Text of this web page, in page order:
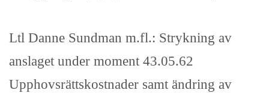
Ltl Danne Sundman m.fl.: Strykning av
anslaget under moment 43.05.62
Upphovsrättskostnader samt ändring av